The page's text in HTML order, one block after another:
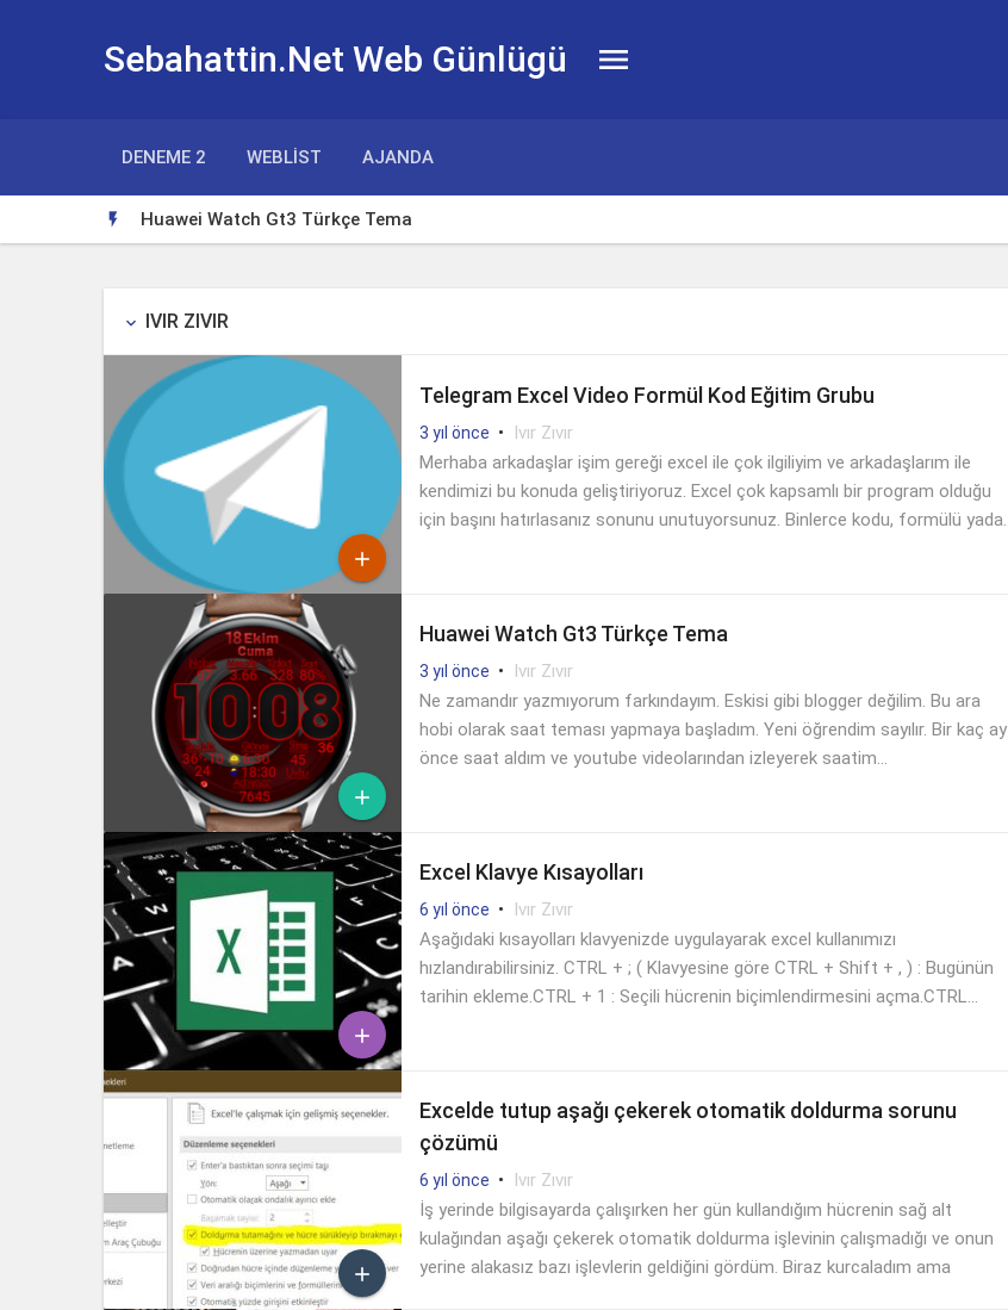
Sebahattin.Net Web Günlügü 
DENEME 2 WEBLIST AJANDA

Huawei Watch Gt3 Türkçe Tema
keyboard_arrow_down IVIR ZIVIR

Telegram Excel Video Formül Kod Eğitim Grubu
3 yıl önce •
Ivır Zıvır
Merhaba arkadaşlar işim gereği excel ile çok ilgiliyim ve arkadaşlarım ile
kendimizi bu konuda geliştiriyoruz. Excel çok kapsamlı bir program olduğu
için başını hatırlasanız sonunu unutuyorsunuz. Binlerce kodu, formülü yada...

Huawei Watch Gt3 Türkçe Tema
3 yıl önce •
Ivır Zıvır
Ne zamandır yazmıyorum farkındayım. Eskisi gibi blogger değilim. Bu ara
hobi olarak saat teması yapmaya başladım. Yeni öğrendim sayılır. Bir kaç ay
önce saat aldım ve youtube videolarından izleyerek saatim...

Excel Klavye Kısayolları
6 yıl önce •
Ivır Zıvır
Aşağıdaki kısayolları klavyenizde uygulayarak excel kullanımızı
hızlandırabilirsiniz. CTRL + ; ( Klavyesine göre CTRL + Shift + , ) : Bugünün
tarihin ekleme.CTRL + 1 : Seçili hücrenin biçimlendirmesini açma.CTRL...

Excelde tutup aşağı çekerek otomatik doldurma sorunu
çözümü
6 yıl önce •
Ivır Zıvır
İş yerinde bilgisayarda çalışırken her gün kullandığım hücrenin sağ alt
kulağından aşağı çekerek otomatik doldurma işlevinin çalışmadığı ve onun
yerine alakasız bazı işlevlerin geldiğini gördüm. Biraz kurcaladım ama